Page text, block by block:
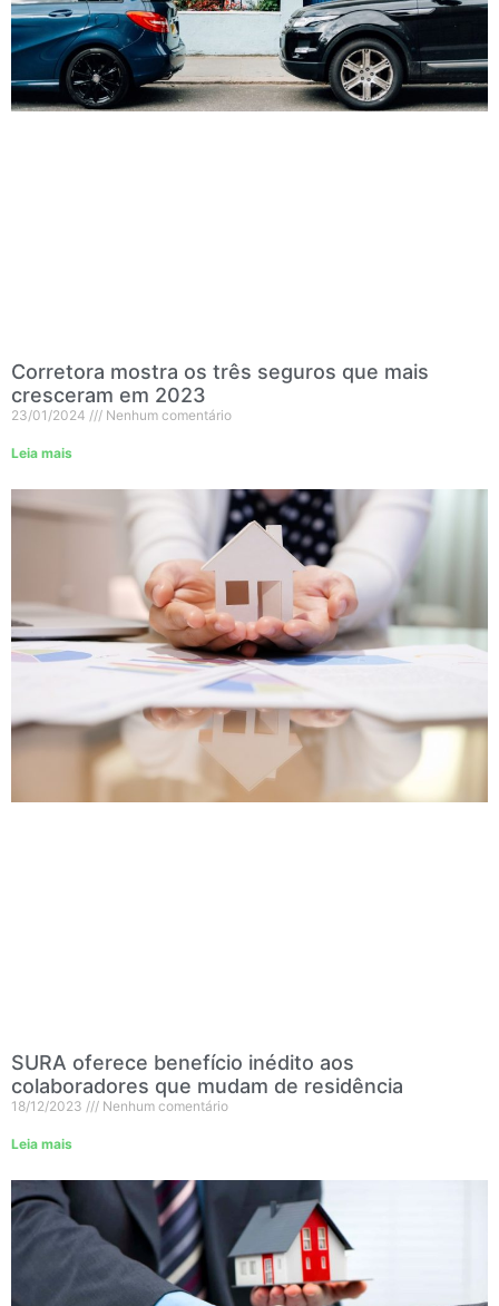
Corretora mostra os três seguros que mais
cresceram em 2023
23/01/2024 Nenhum comentário
Leia mais
SURA oferece benefício inédito aos
colaboradores que mudam de residência
18/12/2023 Nenhum comentário
Leia mais